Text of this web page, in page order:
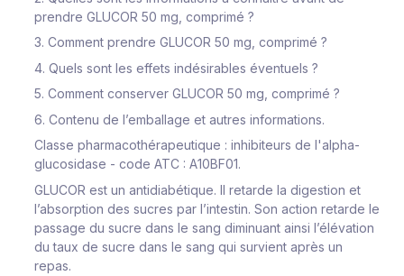
prendre GLUCOR 50 mg, comprimé ?
3. Comment prendre GLUCOR 50 mg, comprimé ?
4. Quels sont les effets indésirables éventuels ?
5. Comment conserver GLUCOR 50 mg, comprimé ?
6. Contenu de l’emballage et autres informations.
Classe pharmacothérapeutique : inhibiteurs de l'alpha-
glucosidase - code ATC : A10BF01.
GLUCOR est un antidiabétique. Il retarde la digestion et
l’absorption des sucres par l’intestin. Son action retarde le
passage du sucre dans le sang diminuant ainsi l’élévation
du taux de sucre dans le sang qui survient après un
repas.